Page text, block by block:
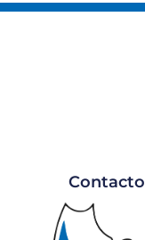
Contacto